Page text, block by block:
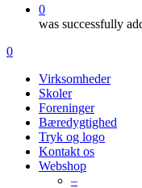
0
was successfully
Menu
search
account
0
Virksomheder
Skoler
Foreninger
Bæredygtighed
Tryk og logo
Kontakt os
Webshop
–